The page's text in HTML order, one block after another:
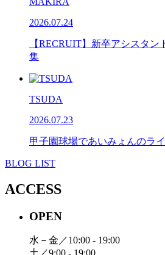
2026.07.24
【RECRUIT】新卒アシスタ
集
TSUDA
2026.07.23
甲子園球場であいみょんのラ
BLOG LIST
ACCESS
OPEN
水－金／10:00 - 19:00